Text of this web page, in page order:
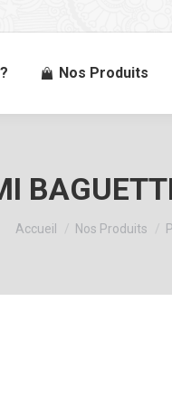
Nos Produits
Vous êtes ici :
Accueil Nos Produits